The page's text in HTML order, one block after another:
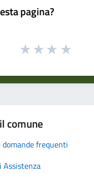
pagina?
comune
domande frequenti
Assistenza